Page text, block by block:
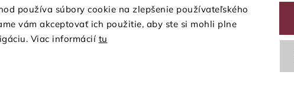
používa súbory cookie na zlepšenie používateľského
vám akceptovať ich použitie, aby ste si mohli plne
Viac informácií tu
Copyright 2026mio-treya.sk
Upraviť nastavenie cookies